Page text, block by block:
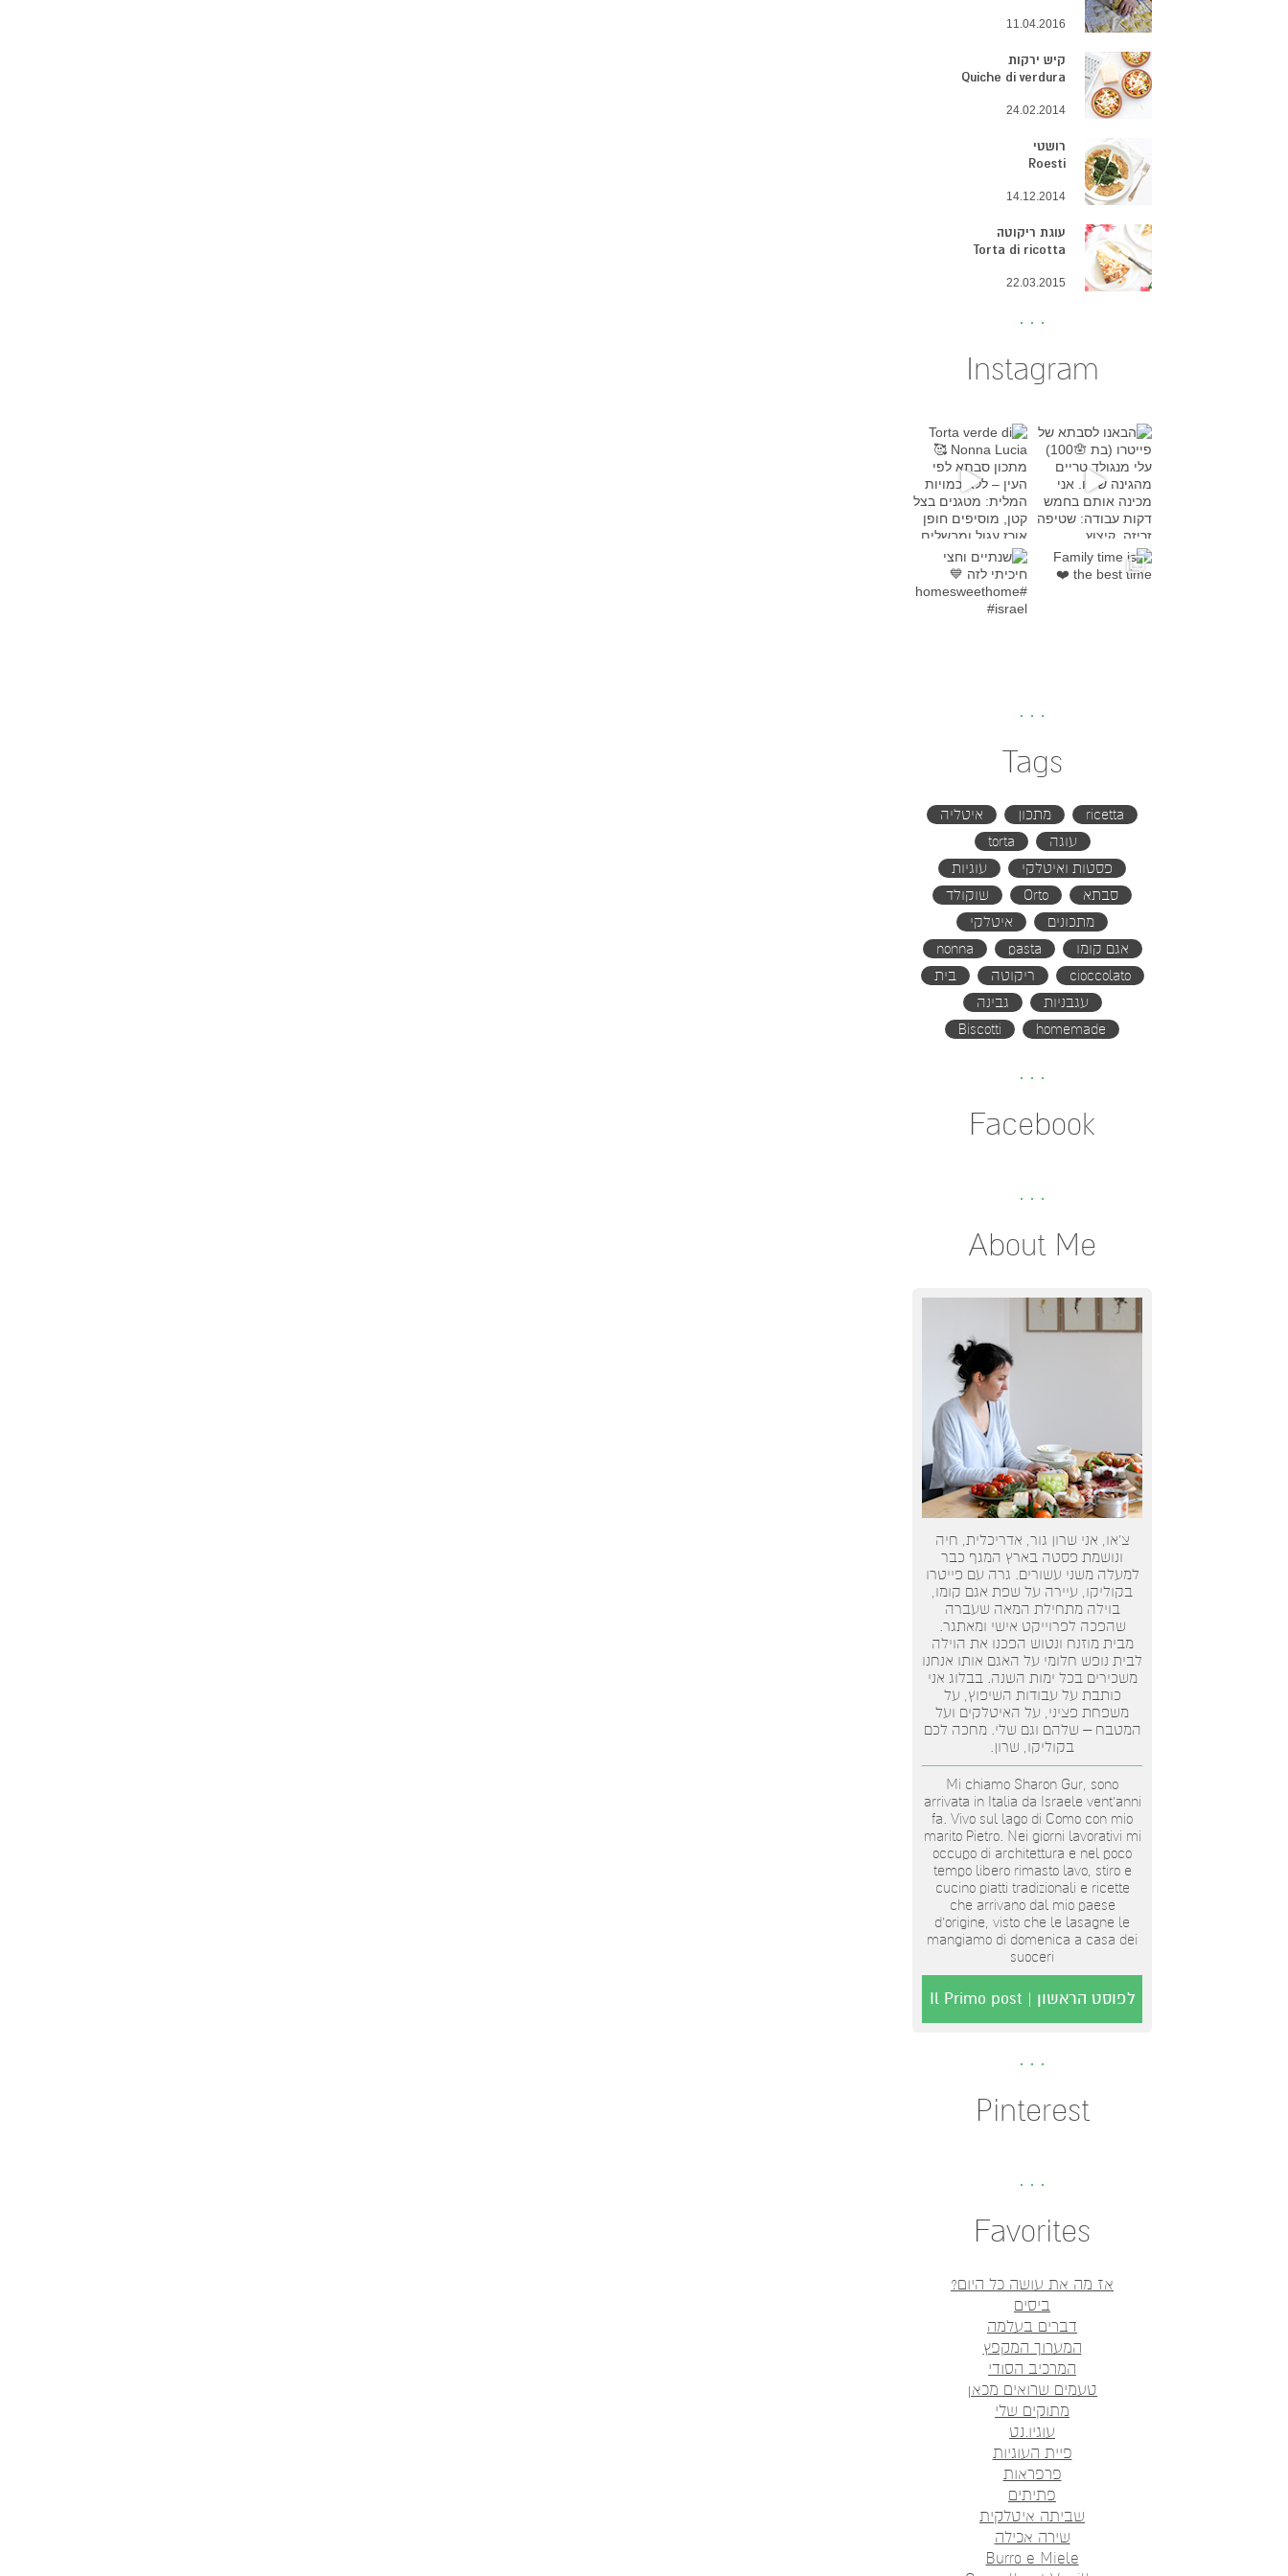
11.04.2016
קיש ירקות
Quiche di verdura
24.02.2014
רושטי
Roesti
14.12.2014
עוגת ריקוטה
Torta di ricotta
22.03.2015
Instagram
Torta verde di Nonna Lucia מתכון סבת
שנתיים וחצי חיכיתי לזה
Tags
ricetta מתכון
איטליה
עוגה
torta
פסטות ואיטלקי
עוגיות
סבתא
Orto
שוקולד
מתכונים
איטלקי
אגם קומו
pasta
nonna
cioccolato
ריקוטה
בית
עגבניות
גבינה
homemade
Biscotti
Facebook
About Me
צ’או, אני שרון גור, אדריכלית, חיה
ונושמת פסטה בארץ המגף כבר
למעלה משני עשורים. גרה עם פייטרו
בקוליקו, עיירה על שפת אגם קומו,
בוילה מתחילת המאה שעברה
שהפכה לפרוייקט אישי ומאתגר.
מבית מוזנח ונטוש הפכנו את הוילה
לבית נופש חלומי על האגם אותו אנחנו
משכירים בכל ימות השנה. בבלוג אני
כותבת על עבודות השיפוץ, על
משפחת פציני, על האיטלקים ועל
המטבח – שלהם וגם שלי. מחכה לכם
בקוליקו, שרון.
Mi chiamo Sharon Gur, sono
arrivata in Italia da Israele vent'anni
fa. Vivo sul lago di Como con mio
marito Pietro. Nei giorni lavorativi mi
occupo di architettura e nel poco
tempo libero rimasto lavo, stiro e
cucino piatti tradizionali e ricette
che arrivano dal mio paese
d’origine, visto che le lasagne le
mangiamo di domenica a casa dei
suoceri
לפוסט הראשון | Il Primo post
Pinterest
Favorites
אז מה את עושה כל היום?
ביסים
דברים בעלמה
המערוך המקפץ
המרכיב הסודי
טעמים שרואים מכאן
מתוקים שלי
עוגיו.נט
פיית העוגיות
פרפראות
פתיתים
שביתה איטלקית
שירה אכילה
Burro e Miele